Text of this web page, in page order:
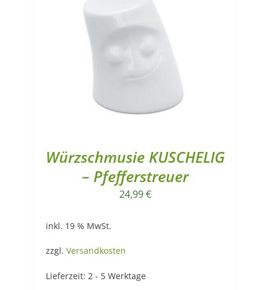
Würzschmusie KUSCHELIG
– Pfefferstreuer
24,99€
inkl. 19 % MwSt.
zzgl. Versandkosten
Lieferzeit: 2 - 5 Werktage